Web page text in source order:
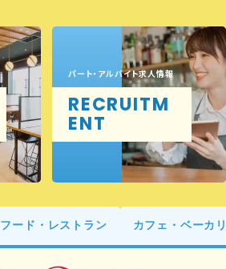
パート・アルバイト求人情報
RECRUITM
ENT
フード・レストラン カフェ・ベーカ